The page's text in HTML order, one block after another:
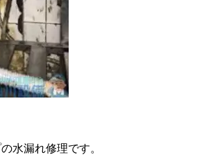
水漏れ修理です。